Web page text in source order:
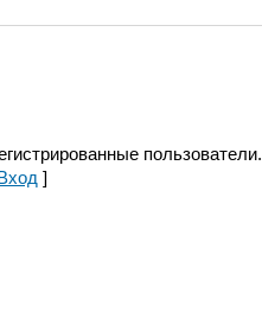
пользователи.
Вход]